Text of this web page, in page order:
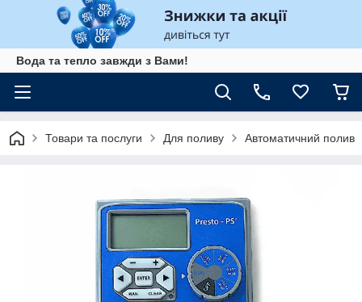
Вода та тепло завжди з Вами!
Товари та послуги Для поливу Автоматичний полив